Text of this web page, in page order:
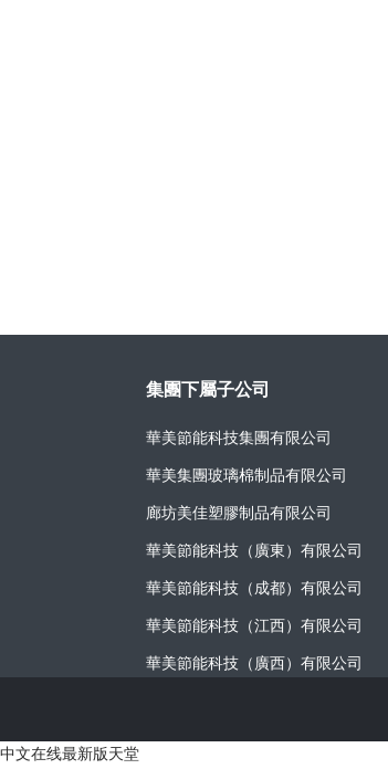
集團下屬子公司
華美節能科技集團有限公司
華美集團玻璃棉制品有限公司
廊坊美佳塑膠制品有限公司
華美節能科技（廣東）有限公司
華美節能科技（成都）有限公司
華美節能科技（江西）有限公司
華美節能科技（廣西）有限公司
中文在线最新版天堂